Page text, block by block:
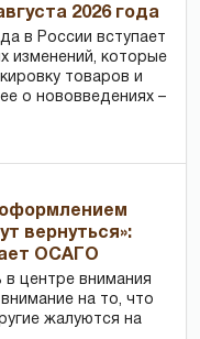
2026 года
в России вступает
изменений, которые
товаров и
о нововведениях –
вернуться»:
ОСАГО
центре внимания
на то, что
жалуются на